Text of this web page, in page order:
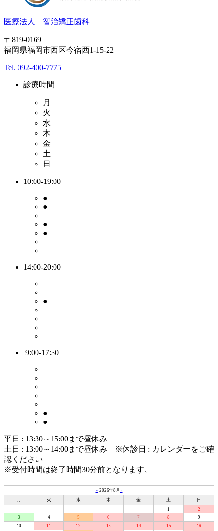
医療法人 智治矯正歯科
〒819-0169
福岡県福岡市西区今宿西1-15-22
Tel. 092-400-7775
診療時間
月
火
水
木
金
土
日
10:00-19:00
●
●
●
●
14:00-20:00
●
9:00-17:30
●
●
平日 : 13:30～15:00まで昼休み
土日 : 13:00～14:00まで昼休み
※休診日 : カレンダーをご確
認ください
※受付時間は終了時間30分前となります。
« 2026年8月 »
月
火 水 木 金 土
日
1
2
3
4 5 6 7 8
9
10
11 12 13 14 15
16